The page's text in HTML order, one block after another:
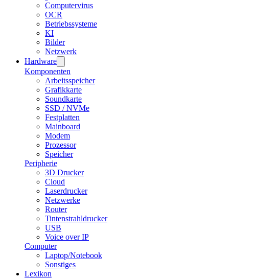
Computervirus
OCR
Betriebssysteme
KI
Bilder
Netzwerk
Hardware
Komponenten
Arbeitsspeicher
Grafikkarte
Soundkarte
SSD / NVMe
Festplatten
Mainboard
Modem
Prozessor
Speicher
Peripherie
3D Drucker
Cloud
Laserdrucker
Netzwerke
Router
Tintenstrahldrucker
USB
Voice over IP
Computer
Laptop/Notebook
Sonstiges
Lexikon